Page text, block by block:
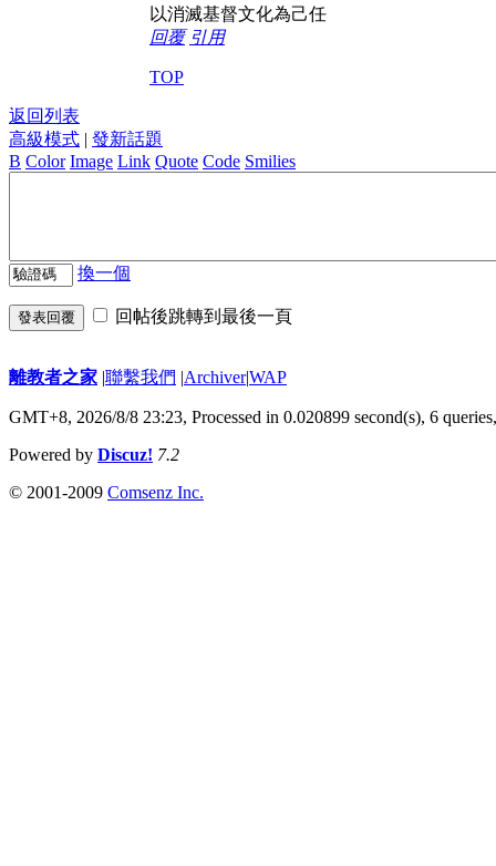
以消滅基督文化為己任
回覆 引用
TOP
返回列表
高級模式 | 發新話題
B Color Image Link Quote Code Smilies
換一個
發表回覆 回帖後跳轉到最後一頁
離教者之家 |聯繫我們 |Archiver|WAP
GMT+8, 2026/8/8 23:23, Processed in 0.020899 second(s), 6
Powered by Discuz! 7.2
© 2001-2009 Comsenz Inc.